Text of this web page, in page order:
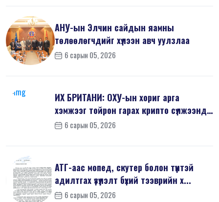
АНУ-ын Элчин сайдын яамны
төлөөлөгчдийг хүлээн авч уулзлаа
6 сарын 05, 2026
ИХ БРИТАНИ: ОХУ-ын хориг арга
хэмжээг тойрон гарах крипто сүлжээнд
хор...6 сарын 05, 2026
АТГ-аас мопед, скутер болон түүнтэй
адилтгах үзүүлэлт бүхий тээврийн х...
6 сарын 05, 2026